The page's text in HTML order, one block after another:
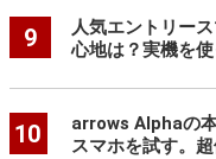
9
人気エントリー
心地は？実機を
10
arrows Alphaの
スマホを試す。